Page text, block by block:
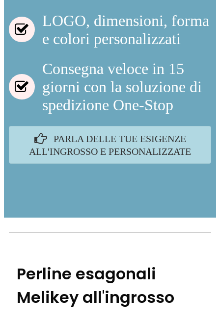
LOGO, dimensioni, forma
e colori personalizzati
Consegna veloce in 15
giorni con la soluzione di
spedizione One-Stop
PARLA DELLE TUE ESIGENZE
ALL'INGROSSO E PERSONALIZZATE
Perline esagonali
Melikey all'ingrosso